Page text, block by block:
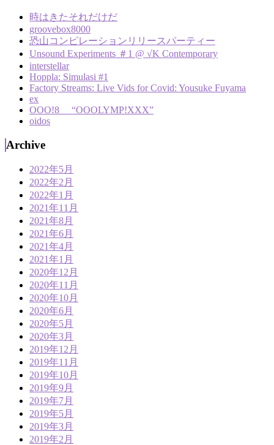
時はきたそれだけだ
groovebox8000
恐山コンピレーションリリースパーティー
Unsound Experiments ＃1 @ √K Contemporary
interstellar
Hoppla: Simulasi #1
Factory Streams: Live Vids for Covid: Yousuke Fuyama
ex
OOO!8 “OOOLYMP!XXX”
oidos
Archive
2022年5月
2022年2月
2022年1月
2021年11月
2021年8月
2021年6月
2021年4月
2021年1月
2020年12月
2020年11月
2020年10月
2020年6月
2020年5月
2020年3月
2019年12月
2019年11月
2019年10月
2019年9月
2019年7月
2019年5月
2019年3月
2019年2月